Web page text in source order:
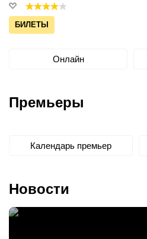
Онлайн
БИЛЕТЫ
Премьеры
Календарь премьер
Новости